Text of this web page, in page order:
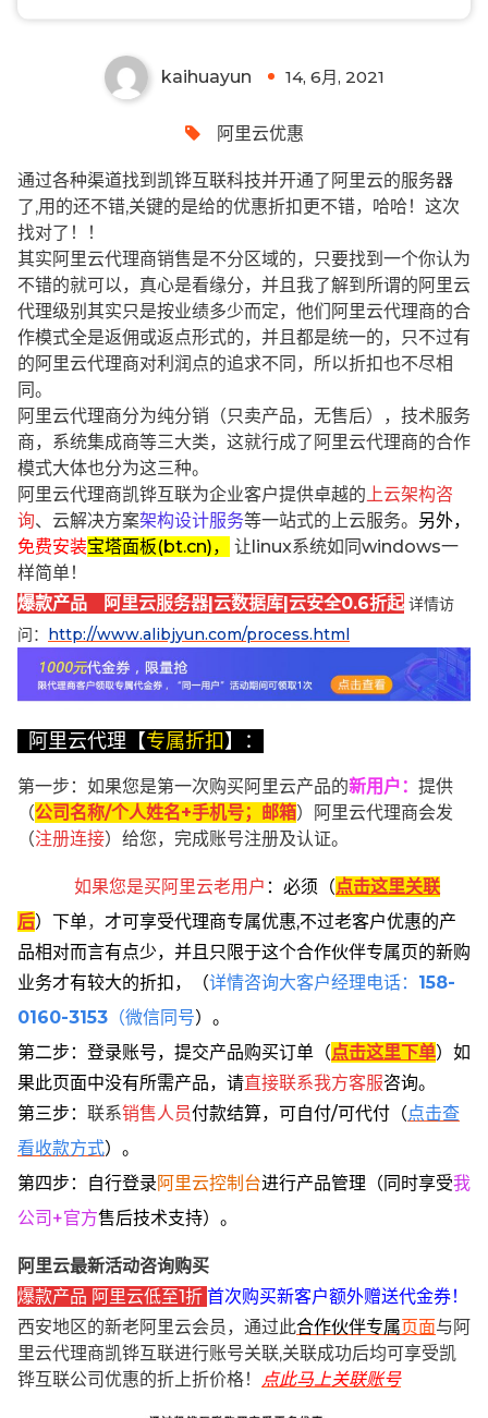
kaihuayun 14, 6月, 2021
阿里云优惠
通过各种渠道找到凯铧互联科技并开通了阿里云的服务器
了,用的还不错,关键的是给的优惠折扣更不错，哈哈！这次
找对了！！
其实阿里云代理商销售是不分区域的，只要找到一个你认为
不错的就可以，真心是看缘分，并且我了解到所谓的阿里云
代理级别其实只是按业绩多少而定，他们阿里云代理商的合
作模式全是返佣或返点形式的，并且都是统一的，只不过有
的阿里云代理商对利润点的追求不同，所以折扣也不尽相
同。
阿里云代理商分为纯分销（只卖产品，无售后），技术服务
商，系统集成商等三大类，这就行成了阿里云代理商的合作
模式大体也分为这三种。
阿里云代理商凯铧互联为企业客户提供卓越的 上云架构咨
询、云解决方案架构设计服务等一站式的上云服务。 另外，
免费安装宝塔面板(bt.cn)，
让linux系统如同windows一
样简单！
爆款产品 阿里云服务器|云数据库|云安全0.6折起 详情访
问： http://www.alibjyun.com/process.html
阿里云代理【专属折扣】：
第一步：如果您是第一次购买阿里云产品的新用户 ： 提供
（公司名称/个人姓名+手机号；邮箱）阿里云代理商会发
（注册连接）给您，完成账号注册及认证。
如果您是买阿里云老用户 ： 必须 （点击这里关联
后） 下单， 才可享受代理商专属优惠,不过老客户优惠的产
品相对而言有点少，并且只限于这个合作伙伴专属页的新购
业务才有较大的折扣，
（详情咨询大客户经理电话： 158-
0160-3153 （微信同号）。
第二步：登录账号，提交产品购买订单（点击这里下单） 如
果此页面中没有所需产品，请直接联系我方客服咨询。
第三步： 联系销售人员付款结算，可自付/可代付（点击查
看收款方式）。
第四步：自行登录阿里云控制台进行产品管理（同时享受我
公司+官方售后技术支持）。
阿里云最新活动咨询购买
爆款产品 阿里云低至1折 首次购买新客户额外赠送代金券！
西安地区的新老阿里云会员，通过此合作伙伴专属页面与阿
里云代理商凯铧互联进行账号关联,关联成功后均可享受凯
铧互联公司优惠的折上折价格！
点此马上关联账号